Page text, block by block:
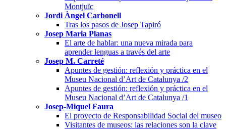
Montjuïc
Jordi Àngel Carbonell
Tras los pasos de Josep Tapiró
Josep Maria Planas
El arte de hablar: una nueva mirada para
aprender lenguas a través del arte
Josep M. Carreté
Apuntes de gestión: reflexión y práctica en el
Museu Nacional d’Art de Catalunya /2
Apuntes de gestión: reflexión y práctica en el
Museu Nacional d’Art de Catalunya /1
Josep-Miquel Faura
El proyecto de Responsabilidad Social del museo
Visitantes de museos: las relaciones son la clave